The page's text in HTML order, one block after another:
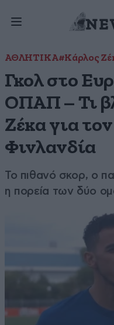
ΑΘΛΗΤΙΚΑ#Κάρλος
Γκολ στο
ΟΠΑΠ – Τι
Ζέκα για
Φινλανδία
Το πιθανό σκορ, ο
η πορεία των δύο